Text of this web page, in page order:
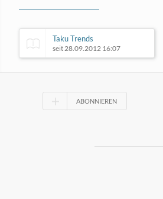
Taku Trends
seit 28.09.2012 16:07
ABONNIEREN